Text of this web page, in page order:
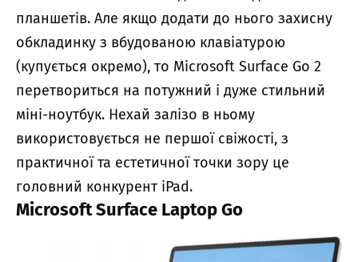
планшетів. Але якщо додати до нього захисну
обкладинку з вбудованою клавіатурою
(купується окремо), то Microsoft Surface Go 2
перетвориться на потужний і дуже стильний
міні-ноутбук. Нехай залізо в ньому
використовується не першої свіжості, з
практичної та естетичної точки зору це
головний конкурент iPad.
Microsoft Surface Laptop Go